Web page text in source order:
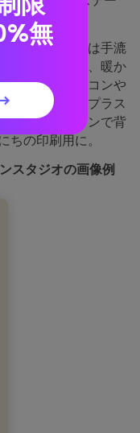
色のブラウンは手漉
状やメニュー、暖か
なラインアイコンや
テクスチャをプラス
ト：中間のタンで背
ちの印刷用に。
スタジオの画像例
無